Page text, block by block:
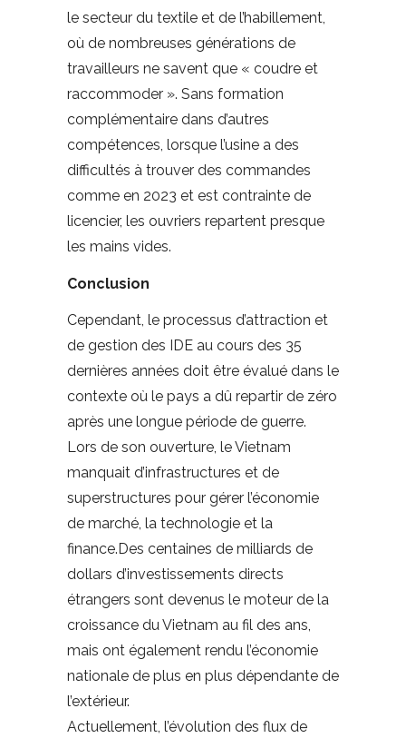
le secteur du textile et de l’habillement,
où de nombreuses générations de
travailleurs ne savent que « coudre et
raccommoder ». Sans formation
complémentaire dans d’autres
compétences, lorsque l’usine a des
difficultés à trouver des commandes
comme en 2023 et est contrainte de
licencier, les ouvriers repartent presque
les mains vides.
Conclusion
Cependant, le processus d’attraction et
de gestion des IDE au cours des 35
dernières années doit être évalué dans le
contexte où le pays a dû repartir de zéro
après une longue période de guerre.
Lors de son ouverture, le Vietnam
manquait d’infrastructures et de
superstructures pour gérer l’économie
de marché, la technologie et la
finance.Des centaines de milliards de
dollars d’investissements directs
étrangers sont devenus le moteur de la
croissance du Vietnam au fil des ans,
mais ont également rendu l’économie
nationale de plus en plus dépendante de
l’extérieur.
Actuellement, l’évolution des flux de